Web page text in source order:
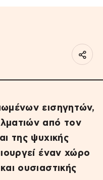
εισηγητών,
από τον
της ψυχικής
έναν χώρο
ουσιαστικής